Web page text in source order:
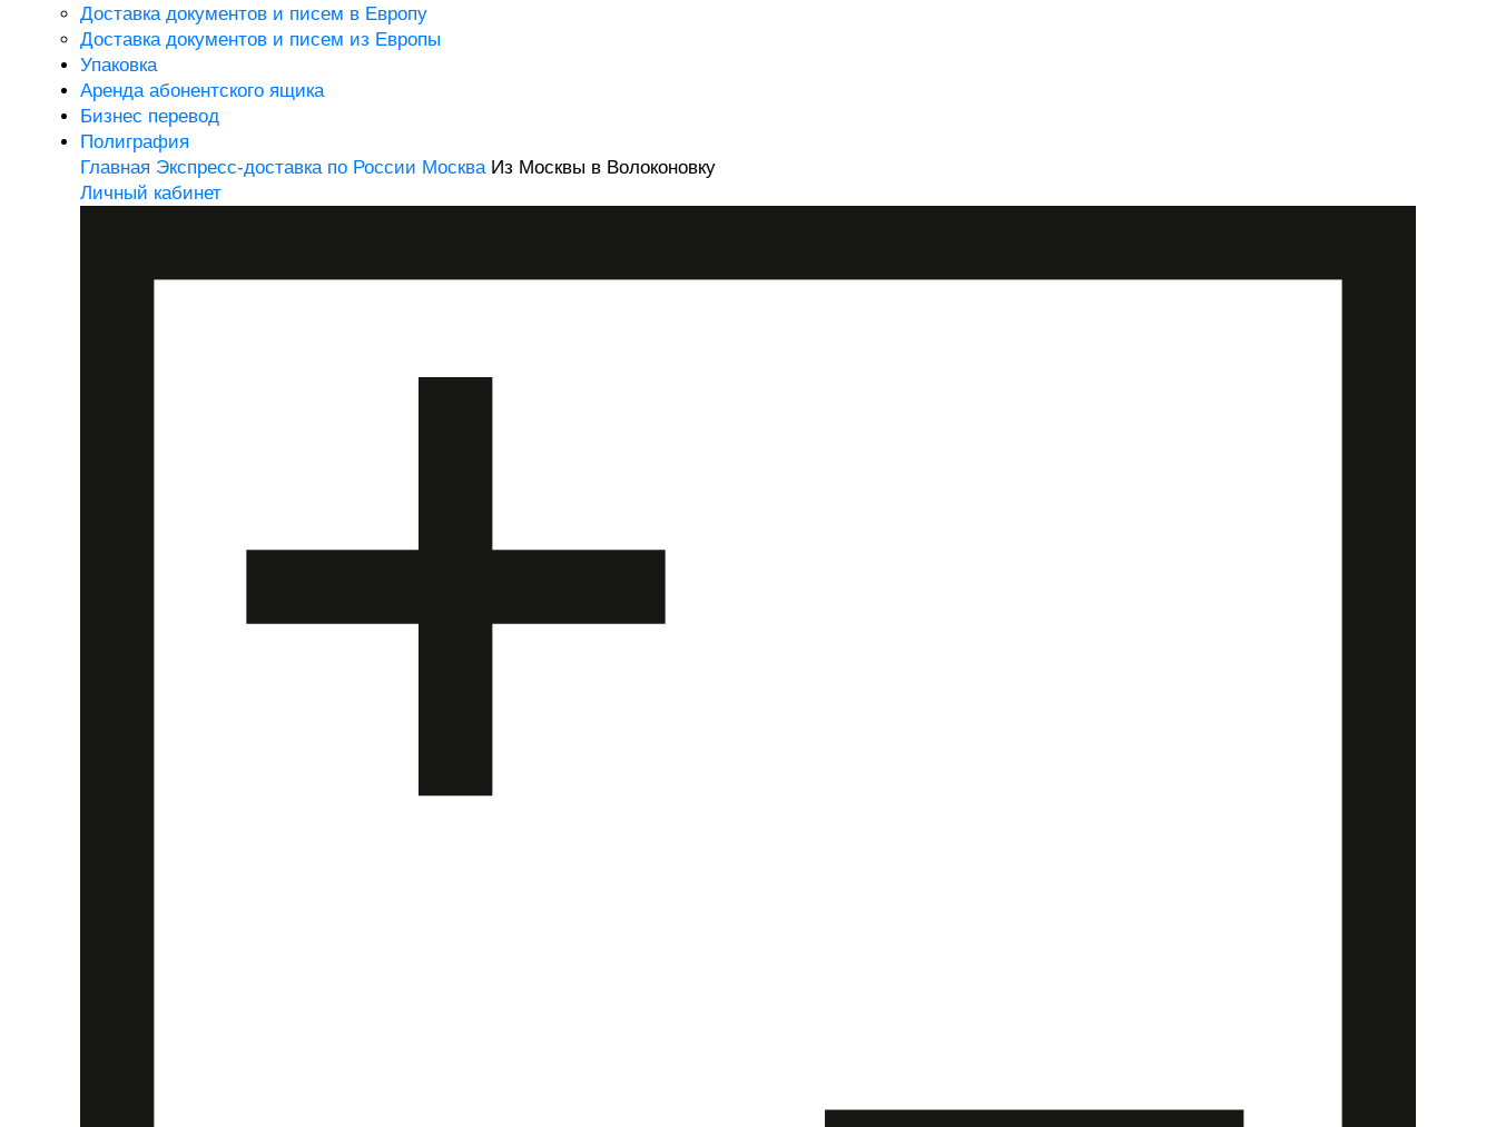
Доставка документов и писем в Европу
Доставка документов и писем из Европы
Упаковка
Аренда абонентского ящика
Бизнес перевод
Полиграфия
Главная Экспресс-доставка по России Москва Из Москвы в Волоконовку
Личный кабинет